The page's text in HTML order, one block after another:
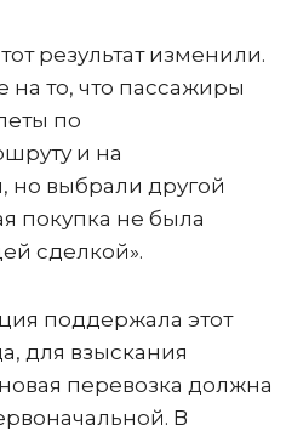
результат изменили.
то, что пассажиры
по
и на
но выбрали другой
покупка не была
сделкой».
поддержала этот
для взыскания
перевозка должна
В